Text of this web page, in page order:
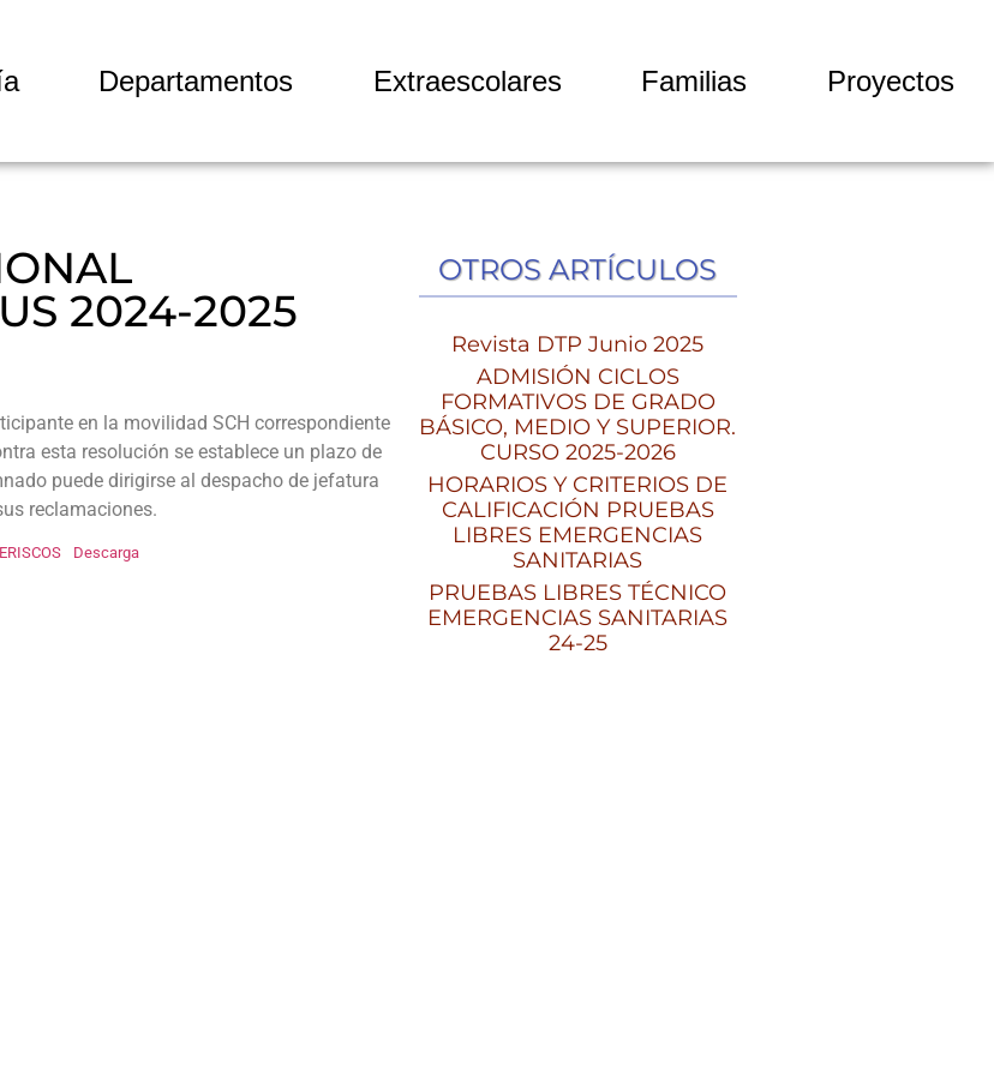
Departamentos Extraescolares Familias Proyectos
2024-2025
en la movilidad SCH correspondiente
esta resolución se establece un plazo de
puede dirigirse al despacho de jefatura
reclamaciones.
Descarga
OTROS ARTÍCULOS
Revista DTP Junio 2025
ADMISIÓN CICLOS
FORMATIVOS DE GRADO
BÁSICO, MEDIO Y SUPERIOR.
CURSO 2025-2026
HORARIOS Y CRITERIOS DE
CALIFICACIÓN PRUEBAS
LIBRES EMERGENCIAS
SANITARIAS
PRUEBAS LIBRES TÉCNICO
EMERGENCIAS SANITARIAS
24-25